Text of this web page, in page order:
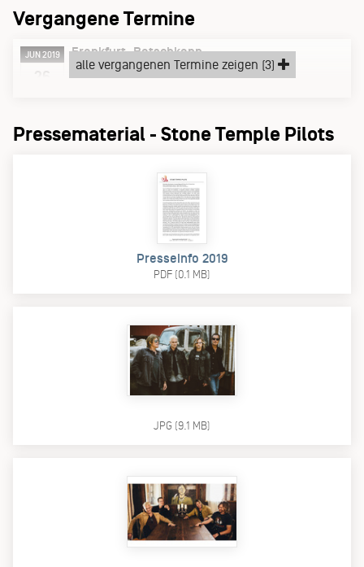
Vergangene Termine
JUN 2019 Frankfurt Batschkapp
Mittwoch, 26.06.19
alle vergangenen Termine zeigen (3)
Pressematerial - Stone Temple Pilots
Presseinfo 2019
PDF (0.1 MB)
JPG (9.1 MB)